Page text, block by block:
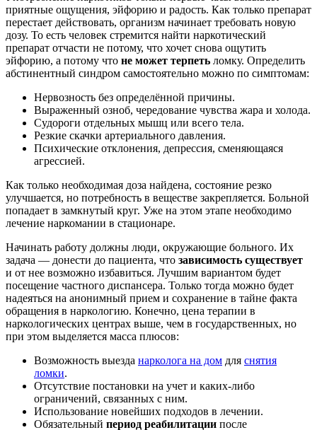
приятные ощущения, эйфорию и радость. Как только препарат
перестает действовать, организм начинает требовать новую
дозу. То есть человек стремится найти наркотический
препарат отчасти не потому, что хочет снова ощутить
эйфорию, а потому что не может терпеть ломку. Определить
абстинентный синдром самостоятельно можно по симптомам:
Нервозность без определённой причины.
Выраженный озноб, чередование чувства жара и холода.
Судороги отдельных мышц или всего тела.
Резкие скачки артериального давления.
Психические отклонения, депрессия, сменяющаяся
агрессией.
Как только необходимая доза найдена, состояние резко
улучшается, но потребность в веществе закрепляется. Больной
попадает в замкнутый круг. Уже на этом этапе необходимо
лечение наркомании в стационаре.
Начинать работу должны люди, окружающие больного. Их
задача — донести до пациента, что зависимость существует
и от нее возможно избавиться. Лучшим вариантом будет
посещение частного диспансера. Только тогда можно будет
надеяться на анонимный прием и сохранение в тайне факта
обращения в наркологию. Конечно, цена терапии в
наркологических центрах выше, чем в государственных, но
при этом выделяется масса плюсов:
Возможность выезда нарколога на дом для снятия
ломки.
Отсутствие постановки на учет и каких-либо
ограничений, связанных с ним.
Использование новейших подходов в лечении.
Обязательный период реабилитации после